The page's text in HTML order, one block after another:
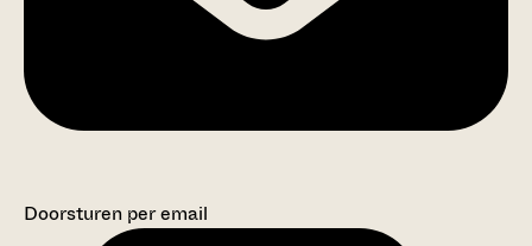
Doorsturen per email